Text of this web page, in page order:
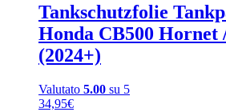
Tankschutzfolie
Honda CB500 Hornet
(2024+)
Valutato 5.00 su 5
34,95€